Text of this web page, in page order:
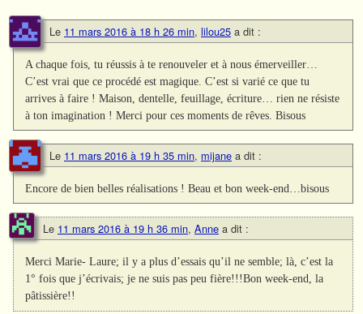
Le 11 mars 2016 à 18 h 26 min, lilou25 a dit :
A chaque fois, tu réussis à te renouveler et à nous émerveiller…
C’est vrai que ce procédé est magique. C’est si varié ce que tu
arrives à faire ! Maison, dentelle, feuillage, écriture… rien ne résiste
à ton imagination ! Merci pour ces moments de rêves. Bisous
Le 11 mars 2016 à 19 h 35 min, mijane a dit :
Encore de bien belles réalisations ! Beau et bon week-end…bisous
Le 11 mars 2016 à 19 h 36 min, Anne a dit :
Merci Marie- Laure; il y a plus d’essais qu’il ne semble; là, c’est la
1° fois que j’écrivais; je ne suis pas peu fière!!!Bon week-end, la
pâtissière!!